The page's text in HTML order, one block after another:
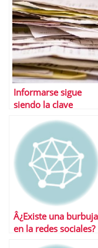
Informarse sigue
siendo la clave
Â¿Existe una burbuja
en la redes sociales?